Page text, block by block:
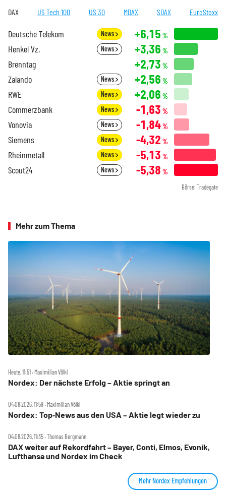
DAX US Tech 100 US 30 MDAX SDAX EuroStoxx
Deutsche Telekom News +6,15 %
Henkel Vz. News +3,36 %
Brenntag +2,73 %
Zalando News +2,56 %
RWE News +2,06 %
Commerzbank News -1,63 %
Vonovia News -1,84%
Siemens News -4,32 %
Rheinmetall News -5,13 %
Scout24 News -5,38 %
Börse: Tradegate
Mehr zum Thema
Heute, 11:51 ‧ Maximilian Völkl
Nordex: Der nächste Erfolg – Aktie springt an
04.08.2026, 11:59 ‧ Maximilian Völkl
Nordex: Top‑News aus den USA – Aktie legt wieder zu
04.08.2026, 11:35 ‧ Thomas Bergmann
DAX weiter auf Rekordfahrt – Bayer, Conti, Elmos, Evonik,
Lufthansa und Nordex im Check
Mehr Nordex Empfehlungen